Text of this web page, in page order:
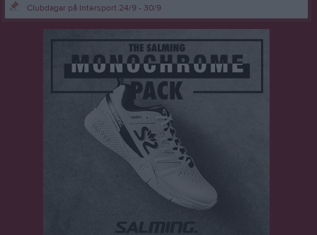
Clubdagar på Intersport 24/9 - 30/9